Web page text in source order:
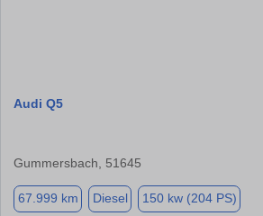
Audi Q5
Gummersbach, 51645
67.999 km Diesel 150 kw (204 PS)